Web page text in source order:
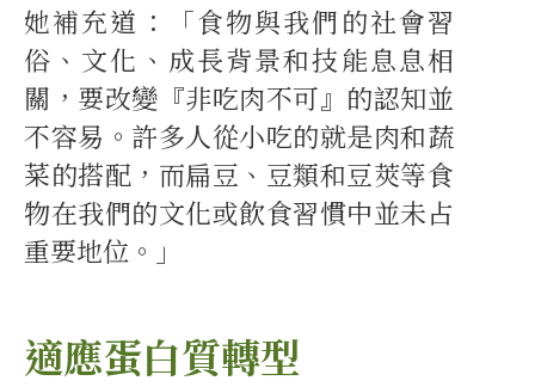
她補充道：「食物與我們的社會習
俗、文化、成長背景和技能息息相
關，要改變『非吃肉不可』的認知並
不容易。許多人從小吃的就是肉和蔬
菜的搭配，而扁豆、豆類和豆莢等食
物在我們的文化或飲食習慣中並未占
重要地位。」
適應蛋白質轉型